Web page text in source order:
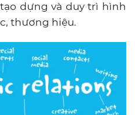
dựng và duy trì hình
thương hiệu.